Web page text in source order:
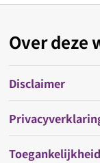
Over deze
Disclaimer
Toegankelijkheid